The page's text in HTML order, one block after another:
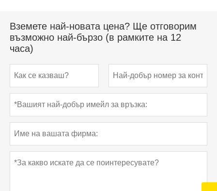
Вземете най-новата цена? Ще отговорим
възможно най-бързо (в рамките на 12
часа)